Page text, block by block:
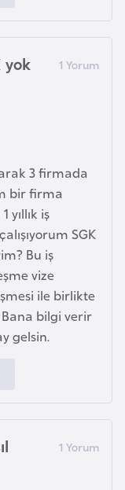
yok
3 firmada
bir firma
iş
SGK
Bu iş
vize
ile birlikte
bilgi verir
gelsin.